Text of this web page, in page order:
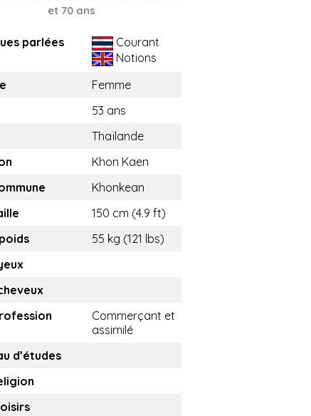
et 70 ans
parlées
Courant
Notions
Femme
53 ans
Thaïlande
Khon Kaen
Khonkean
150 cm (4.9 ft)
55 kg (121 lbs)
Commerçant et
assimilé
d’études